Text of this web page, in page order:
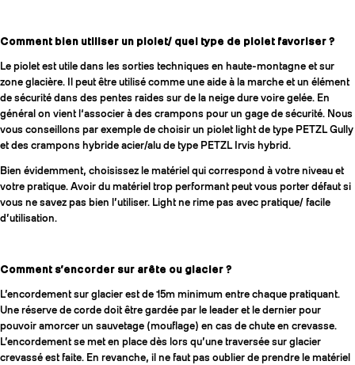
Comment bien utiliser un piolet/ quel type de piolet favoriser ?
Le piolet est utile dans les sorties techniques en haute-montagne et sur
zone glacière. Il peut être utilisé comme une aide à la marche et un élément
de sécurité dans des pentes raides sur de la neige dure voire gelée. En
général on vient l‘associer à des crampons pour un gage de sécurité. Nous
vous conseillons par exemple de choisir un piolet light de type PETZL Gully
et des crampons hybride acier/alu de type PETZL Irvis hybrid.
Bien évidemment, choisissez le matériel qui correspond à votre niveau et
votre pratique. Avoir du matériel trop performant peut vous porter défaut si
vous ne savez pas bien l’utiliser. Light ne rime pas avec pratique/ facile
d’utilisation.
Comment s’encorder sur arête ou glacier ?
L’encordement sur glacier est de 15m minimum entre chaque pratiquant.
Une réserve de corde doit être gardée par le leader et le dernier pour
pouvoir amorcer un sauvetage (mouflage) en cas de chute en crevasse.
L’encordement se met en place dès lors qu’une traversée sur glacier
crevassé est faite. En revanche, il ne faut pas oublier de prendre le matériel